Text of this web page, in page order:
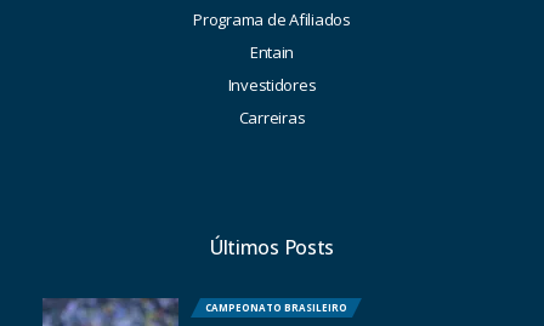
Programa de Afiliados
Entain
Investidores
Carreiras
Últimos Posts
CAMPEONATO BRASILEIRO